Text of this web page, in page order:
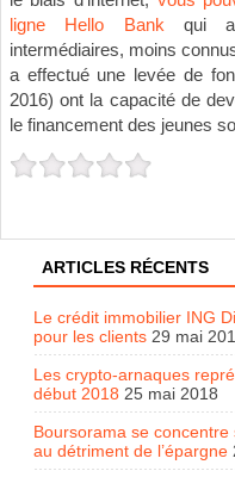
ligne Hello Bank qui a
intermédiaires, moins
a effectué une levée de
2016) ont la capacité de
le financement des jeunes
ARTICLES RÉCENTS
Le crédit immobilier ING
pour les clients 29 mai
Les crypto-arnaques
début 2018 25 mai 2018
Boursorama se concentre
au détriment de l’épargne